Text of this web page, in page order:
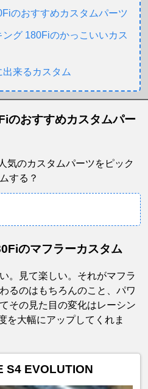
のおすすめカスタムパーツ
グ 180Fiのかっこいいカス
来るカスタム
のおすすめカスタムパー
気のカスタムパーツをピック
する？
のマフラーカスタム
。見て楽しい。それがマフラ
るのはもちろんのこと、パワ
その見た目の変化はレーシン
を大幅にアップしてくれま
S4 EVOLUTION